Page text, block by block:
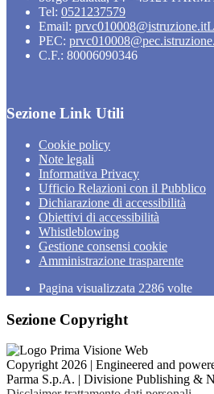
Tel: 0521237579
Email: prvc010008@istruzione.it
PEC:
C.F.: 80006090346
Sezione Link Utili
Cookie policy
Note legali
Informativa Privacy
Ufficio Relazioni con il Pubblico
Dichiarazione di accessibilità
Obiettivi di accessibilità
Whistleblowing
Gestione consensi cookie
Amministrazione trasparente
Pagina visualizzata 2286 volte
Sezione Copyright
Copyright 2026 | Engineered and
Parma S.p.A. | Divisione Publishing &